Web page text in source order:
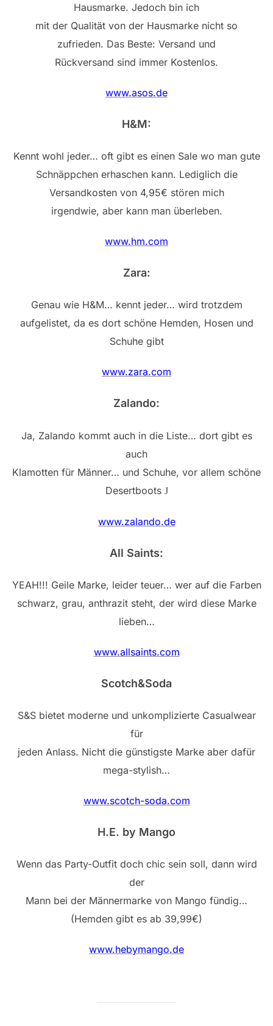
Hausmarke. Jedoch bin ich
mit der Qualität von der Hausmarke nicht so
zufrieden. Das Beste: Versand und
Rückversand sind immer Kostenlos.
www.asos.de
H&M:
Kennt wohl jeder… oft gibt es einen Sale wo man gute
Schnäppchen erhaschen kann. Lediglich die
Versandkosten von 4,95€ stören mich
irgendwie, aber kann man überleben.
www.hm.com
Zara:
Genau wie H&M… kennt jeder… wird trotzdem
aufgelistet, da es dort schöne Hemden, Hosen und
Schuhe gibt
www.zara.com
Zalando:
Ja, Zalando kommt auch in die Liste… dort gibt es
auch
Klamotten für Männer… und Schuhe, vor allem schöne
Desertboots J
www.zalando.de
All Saints:
YEAH!!! Geile Marke, leider teuer… wer auf die Farben
schwarz, grau, anthrazit steht, der wird diese Marke
lieben…
www.allsaints.com
Scotch&Soda
S&S bietet moderne und unkomplizierte Casualwear
für
jeden Anlass. Nicht die günstigste Marke aber dafür
mega-stylish…
www.scotch-soda.com
H.E. by Mango
Wenn das Party-Outfit doch chic sein soll, dann wird
der
Mann bei der Männermarke von Mango fündig…
(Hemden gibt es ab 39,99€)
www.hebymango.de